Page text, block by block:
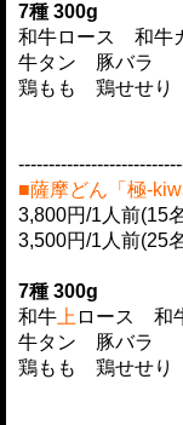
7種 300g
和牛ロース 和牛
牛タン 豚バラ
鶏もも 鶏せせり
■薩摩どん「極-
3,800円/1人前(15
3,500円/1人前(25
7種 300g
和牛上ロース 和
牛タン 豚バラ
鶏もも 鶏せせり